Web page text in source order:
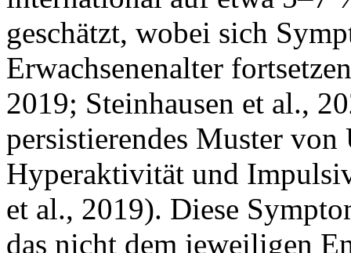
geschätzt, wobei sich
Erwachsenenalter
2019; Steinhausen et al.,
persistierendes Muster
Hyperaktivität und
et al., 2019). Diese
das nicht dem jeweiligen